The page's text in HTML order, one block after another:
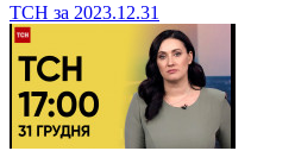
ТСН за 2023.12.31